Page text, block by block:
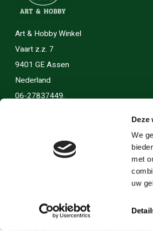
Deze
We
met
uw
Art & Hobby Winkel
Vaart z.z. 7
9401 GE Assen
Nederland
06-27837449.
© Copyright 2026 Art en Hobby - Theme by